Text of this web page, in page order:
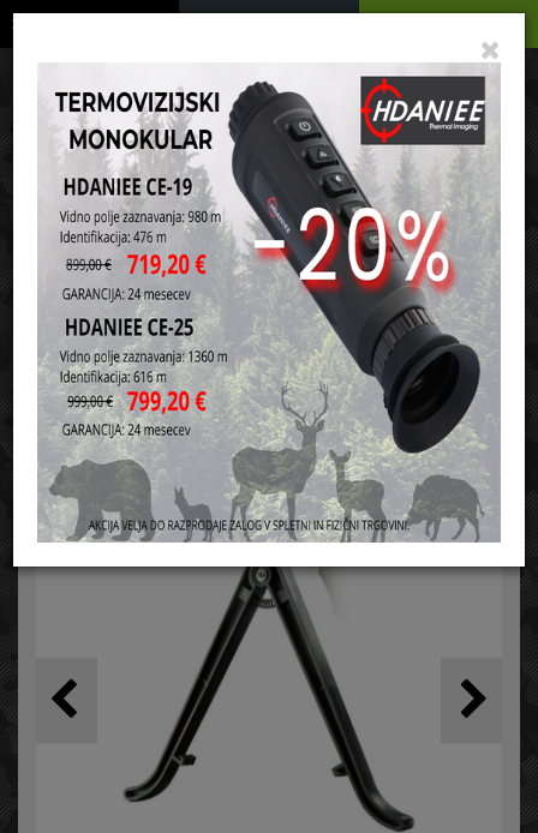
de
Vaša košarica je še prazna
Domov Orožje in ostala oprema Ostala oprema